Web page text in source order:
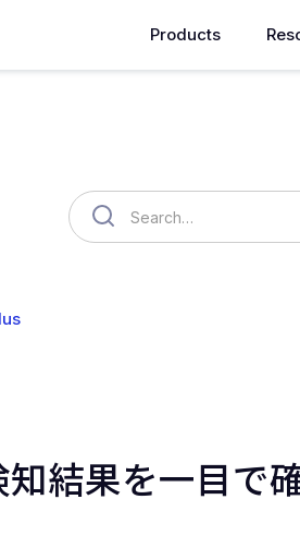
Products
結果を一目で